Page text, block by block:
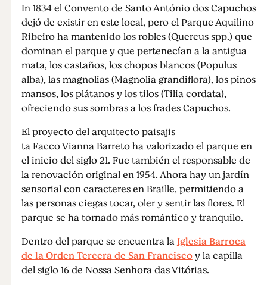
In 1834 el Convento de Santo António dos Capuchos
dejó de existir en este local, pero el Parque Aquilino
Ribeiro ha mantenido los robles (Quercus spp.) que
dominan el parque y que pertenecían a la antigua
mata, los castaños, los chopos blancos (Populus
alba), las magnolias (Magnolia grandiflora), los pinos
mansos, los plátanos y los tilos (Tilia cordata),
ofreciendo sus sombras a los frades Capuchos.
El proyecto del arquitecto paisajis
ta Facco Vianna Barreto ha valorizado el parque en
el inicio del siglo 21. Fue también el responsable de
la renovación original en 1954. Ahora hay un jardín
sensorial con caracteres en Braille, permitiendo a
las personas ciegas tocar, oler y sentir las flores. El
parque se ha tornado más romántico y tranquilo.
Dentro del parque se encuentra laIglesia Barroca
de la Orden Tercera de San Franciscoy la capilla
del siglo 16 de Nossa Senhora das Vitórias.